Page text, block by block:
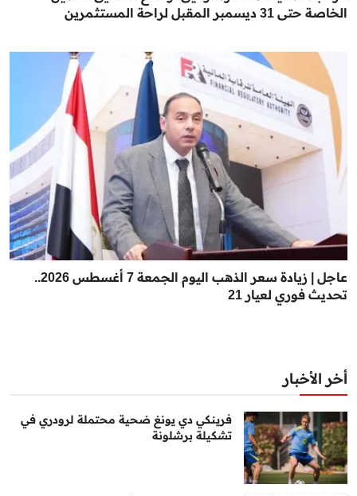
الخاصة حتى 31 ديسمبر المقبل لراحة المستثمرين
عاجل | زيادة سعر الذهب اليوم الجمعة 7 أغسطس 2026..
تحديث فوري لعيار 21
أخر الأخبار
فرينكي دي يونغ ضحية محتملة لرودري في
تشكيلة برشلونة